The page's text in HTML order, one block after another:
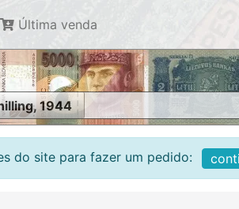
Última venda
1944
do site para fazer um pedido: